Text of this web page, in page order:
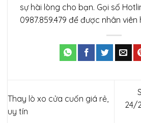
sự hài lòng cho bạn. Gọi số
0987.859.479 để được nhân
Thay lò xo cửa cuốn giá rẻ,
uy tín
24/